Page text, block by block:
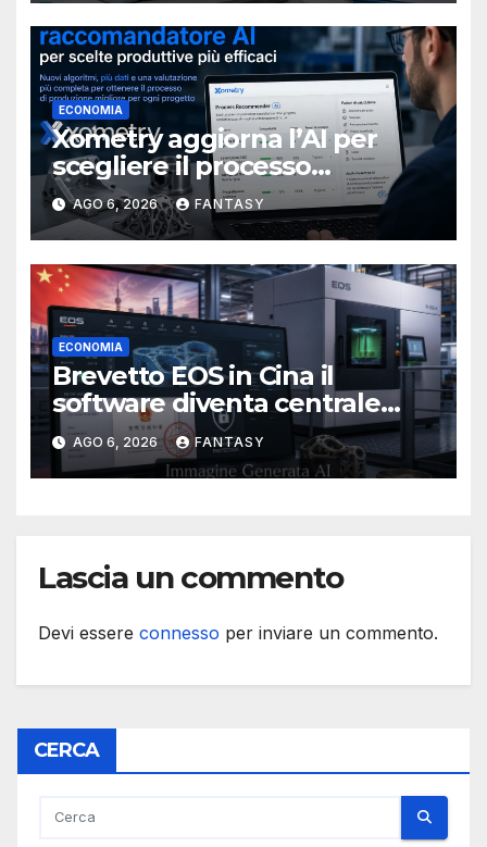
ECONOMIA
Xometry aggiorna l’AI per
scegliere il processo
produttivo più adatto
AGO 6, 2026 FANTASY
ECONOMIA
Brevetto EOS in Cina il
software diventa centrale
nella stampa 3D industriale
AGO 6, 2026 FANTASY
Lascia un commento
Devi essere connesso per inviare un commento.
CERCA